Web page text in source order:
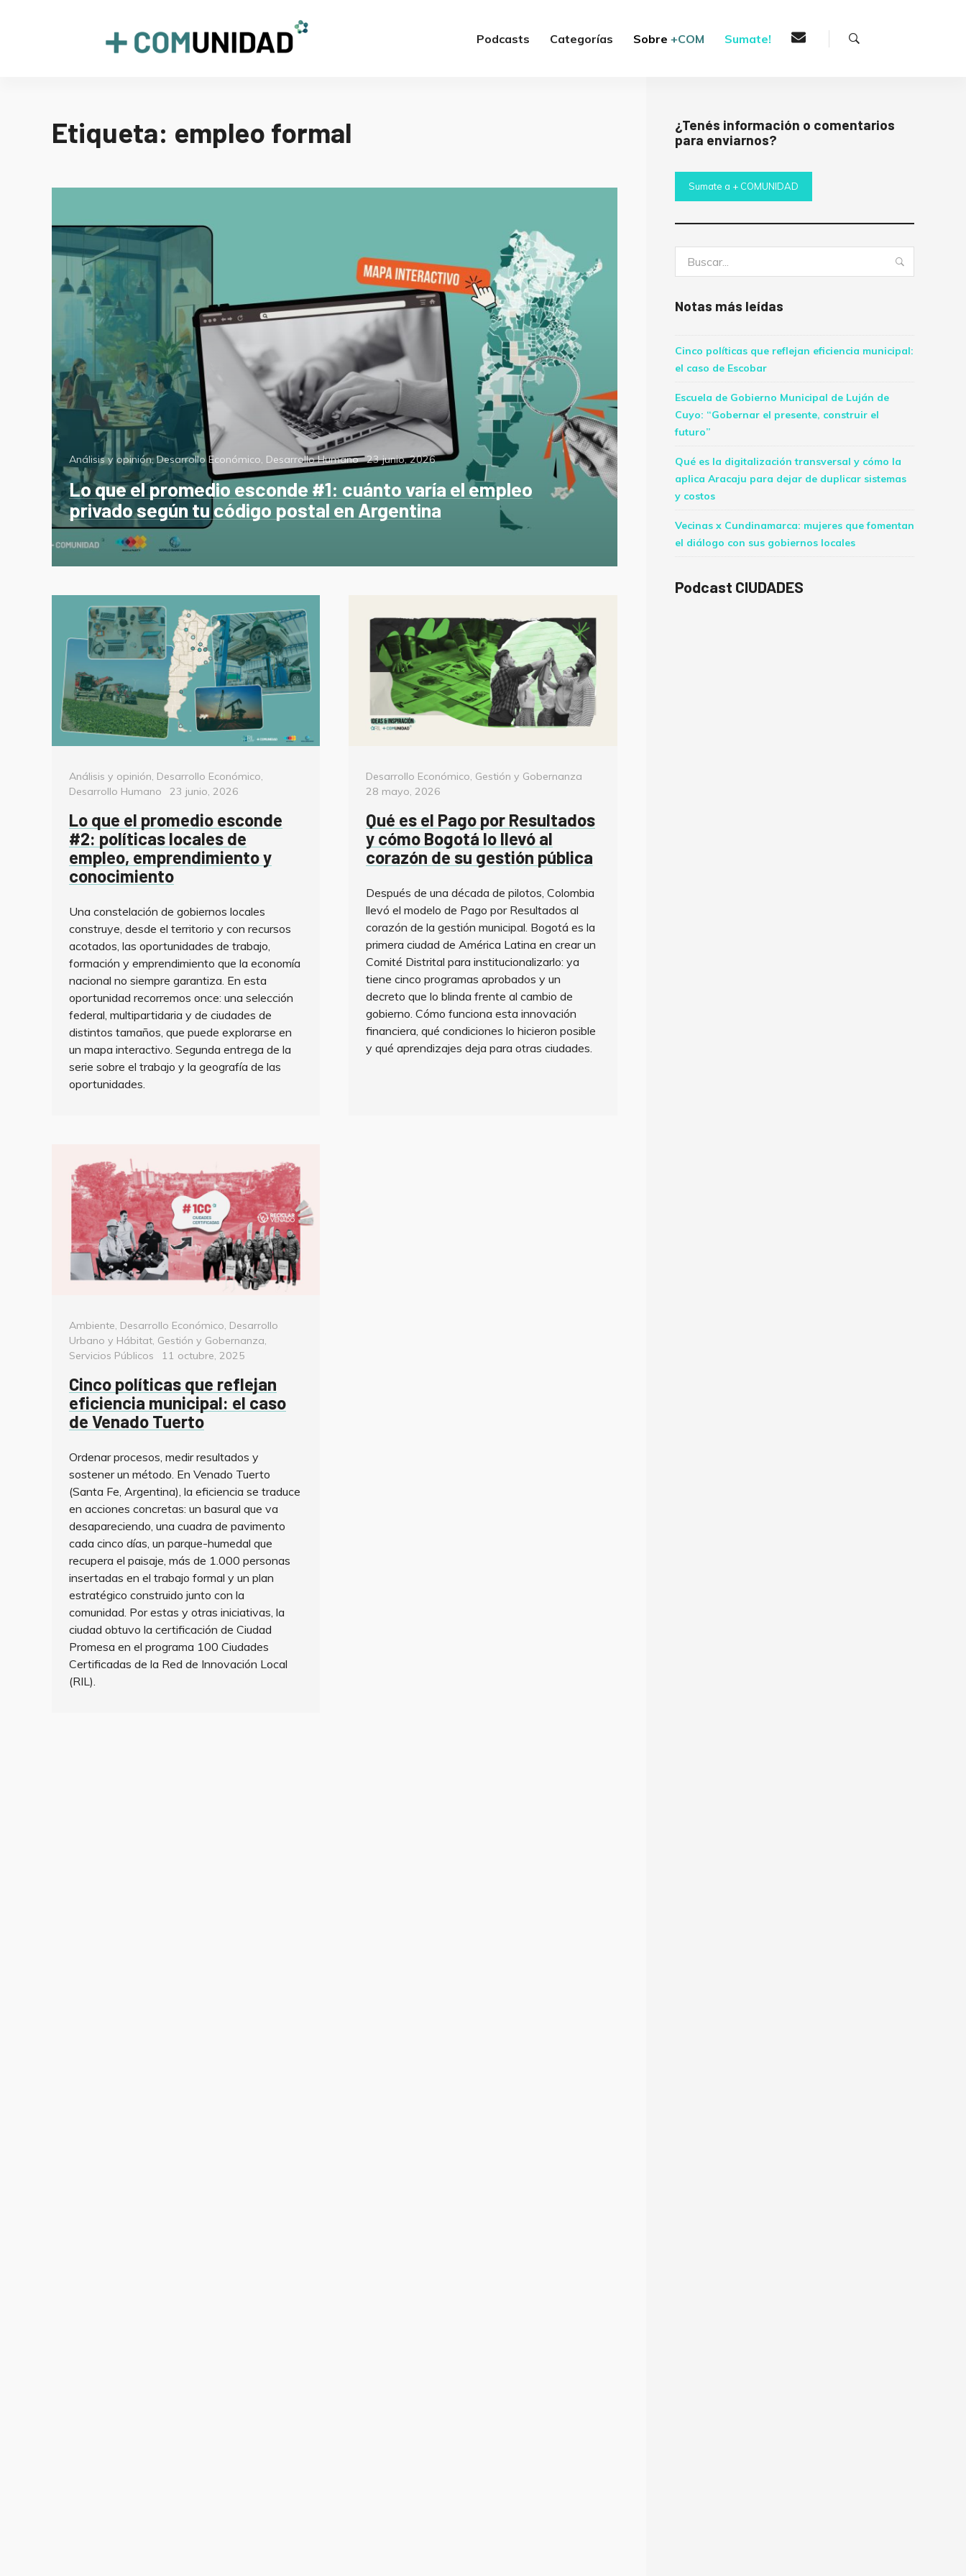
+COMUNIDAD Podcasts Categorías Sobre+COM Sumate!
Etiqueta: empleo formal
Categorías
Análisis y opinión,Desarrollo Económico, Desarrollo Humano Posted
23 junio, 2026
Lo que el promedio esconde #1: cuánto varía el empleo
privado según tu código postal en Argentina
Categorías
Análisis y opinión, Desarrollo Económico,
Desarrollo Humano
Posted
23 junio, 2026
Lo que el promedio esconde
#2: políticas locales de
empleo, emprendimiento y
conocimiento
Una constelación de gobiernos locales
construye, desde el territorio y con recursos
acotados, las oportunidades de trabajo,
formación y emprendimiento que la economía
nacional no siempre garantiza. En esta
oportunidad recorremos once: una selección
federal, multipartidaria y de ciudades de
distintos tamaños, que puede explorarse en
un mapa interactivo. Segunda entrega de la
serie sobre el trabajo y la geografía de las
oportunidades.
Categorías
Desarrollo Económico, Gestión y Gobernanza
28 mayo, 2026
Qué es el Pago por Resultados
y cómo Bogotá lo llevó al
corazón de su gestión pública
Después de una década de pilotos, Colombia
llevó el modelo de Pago por Resultados al
corazón de la gestión municipal. Bogotá es la
primera ciudad de América Latina en crear un
Comité Distrital para institucionalizarlo: ya
tiene cinco programas aprobados y un
decreto que lo blinda frente al cambio de
gobierno. Cómo funciona esta innovación
financiera, qué condiciones lo hicieron posible
y qué aprendizajes deja para otras ciudades.
Categorías
Ambiente, Desarrollo Económico, Desarrollo
Urbano y Hábitat, Gestión y Gobernanza,
Servicios Públicos
Posted
11 octubre, 2025
Cinco políticas que reflejan
eficiencia municipal: el caso
de Venado Tuerto
Ordenar procesos, medir resultados y
sostener un método. En Venado Tuerto
(Santa Fe, Argentina), la eficiencia se traduce
en acciones concretas: un basural que va
desapareciendo, una cuadra de pavimento
cada cinco días, un parque-humedal que
recupera el paisaje, más de 1.000 personas
insertadas en el trabajo formal y un plan
estratégico construido junto con la
comunidad. Por estas y otras iniciativas, la
ciudad obtuvo la certificación de Ciudad
Promesa en el programa 100 Ciudades
Certificadas de la Red de Innovación Local
(RIL).
¿Tenés información o comentarios
para enviarnos?
Sumate a + COMUNIDAD
Notas más leídas
Cinco políticas que reflejan eficiencia municipal:
el caso de Escobar
Escuela de Gobierno Municipal de Luján de
Cuyo: “Gobernar el presente, construir el
futuro”
Qué es la digitalización transversal y cómo la
aplica Aracaju para dejar de duplicar sistemas
y costos
Vecinas x Cundinamarca: mujeres que fomentan
el diálogo con sus gobiernos locales
Podcast CIUDADES